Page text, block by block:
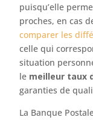
puisqu’elle
proches, en cas
comparer les
celle qui
situation
le meilleur taux
garanties de
La Banque